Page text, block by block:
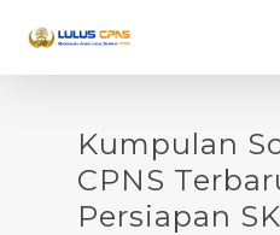
Kumpulan
CPNS
Persiapan